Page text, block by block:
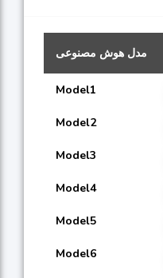
مدل هوش مصنوعی
Model1
Model2
Model3
Model4
Model5
Model6